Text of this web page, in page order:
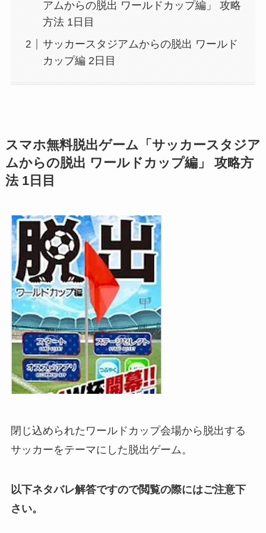
アムからの脱出 ワールドカップ編」 攻略
方法 1日目
サッカースタジアムからの脱出 ワールド
カップ編 2日目
スマホ無料脱出ゲーム「サッカースタジア
ムからの脱出 ワールドカップ編」 攻略方
法 1日目
閉じ込められたワールドカップ会場から脱出する
サッカーをテーマにした脱出ゲーム。
以下ネタバレ解答ですので閲覧の際にはご注意下
さい。